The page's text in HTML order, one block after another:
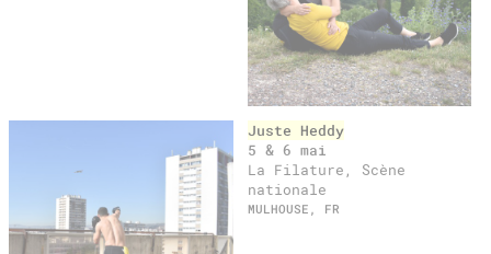
Juste Heddy
5 & 6 mai
La Filature, Scène
nationale
MULHOUSE, FR